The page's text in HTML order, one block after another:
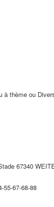
à thème ou
67340
55-67-68-88